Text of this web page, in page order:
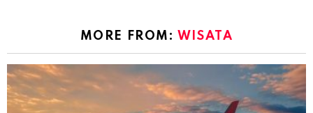
MORE FROM: WISATA